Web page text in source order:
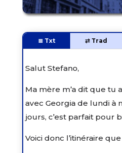
≣ Txt ⇄ Trad
Salut Stefano,
Ma mère m’a dit que tu
avec Georgia de lundi à
jours, c’est parfait pour
Voici donc l’itinéraire